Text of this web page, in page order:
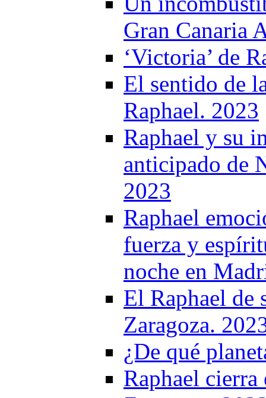
Gran Canaria
‘Victoria’ de
El sentido de
Raphael. 2023
Raphael y su
anticipado de
2023
Raphael
fuerza y
noche en
El Raphael de
Zaragoza.
¿De qué
Raphael